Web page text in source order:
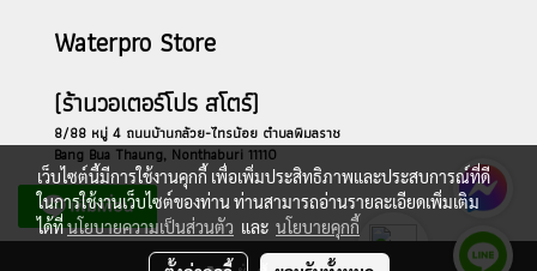
Waterpro Store
(ร้านวอเตอร์โปร สโตร์)
8/88 หมู่ 4 ถนนบ้านกล้วย-ไทรน้อย ตำบลพิมลราช
Bang Bua Thaung, Nonthaburi 11110
เว็บไซต์นี้มีการใช้งานคุกกี้ เพื่อเพิ่มประสิทธิภาพและประสบการณ์ที่ดี
ในการใช้งานเว็บไซต์ของท่าน ท่านสามารถอ่านรายละเอียดเพิ่มเติม
ได้ที่นโยบายความเป็นส่วนตัว และ นโยบายคุกกี้